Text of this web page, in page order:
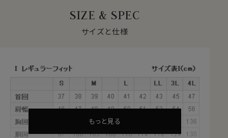
ダークスーツやソリッドタイ（カラー無地ネクタイ）との相
合でも簡単なアイロンがけでご着用いただけます。
お手入れが楽といった点から、制服や衣裳といった用途
でのご使用にもお勧めです。
カラーバリエーション
レッド・ブルー・ブラック。大きいサイズの3L・4Lもご用意
SIZE & SPEC
サイズと仕様
もっと見る